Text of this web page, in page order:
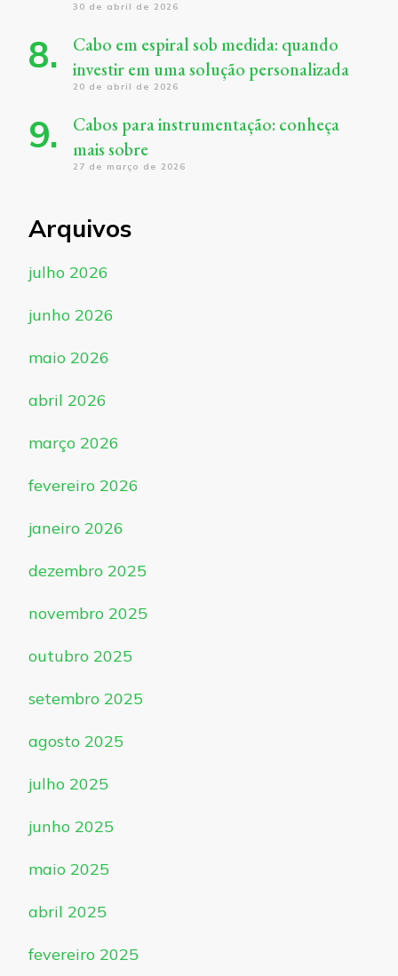
30 de abril de 2026
Cabo em espiral sob medida: quando
investir em uma solução personalizada
20 de abril de 2026
Cabos para instrumentação: conheça
mais sobre
27 de março de 2026
Arquivos
julho 2026
junho 2026
maio 2026
abril 2026
março 2026
fevereiro 2026
janeiro 2026
dezembro 2025
novembro 2025
outubro 2025
setembro 2025
agosto 2025
julho 2025
junho 2025
maio 2025
abril 2025
fevereiro 2025